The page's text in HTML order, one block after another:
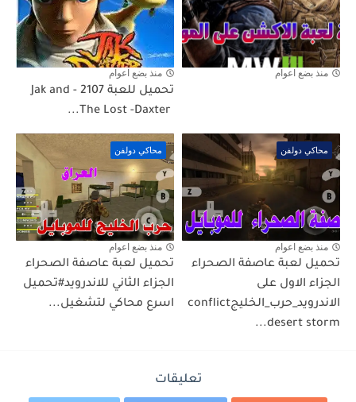
منذ بضع اعوام منذ بضع اعوام
تحميل للعبة 2107 - ‏Jak and
Daxter ‎- ‏The Lost...
محاكي دولفن
منذ بضع اعوام
تحميل لعبة عاصفة الصحراء
الجزاء الاول على
الاندرويد_حرب_الخليجconflict
desert storm...
محاكي دولفن
منذ بضع اعوام
تحميل لعبة عاصفة الصحراء
الجزاء الثاني للاندرويد#تحميل
اسرع محاكي لتشغيل...
تعليقات